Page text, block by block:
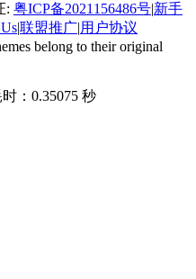
: 粤ICP备2021156486号|新手
|联盟推广|用户协议
belong to their original
：0.35075 秒